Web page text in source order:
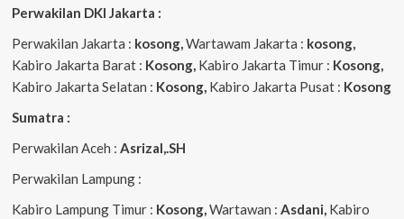
Perwakilan DKI Jakarta :
Perwakilan Jakarta : kosong,Wartawam Jakarta : kosong,
Kabiro Jakarta Barat : Kosong, Kabiro Jakarta Timur : Kosong,
Kabiro Jakarta Selatan : Kosong, Kabiro Jakarta Pusat : Kosong
Sumatra :
Perwakilan Aceh : Asrizal,.SH
Perwakilan Lampung :
Kabiro Lampung Timur : Kosong,Wartawan : Asdani, Kabiro